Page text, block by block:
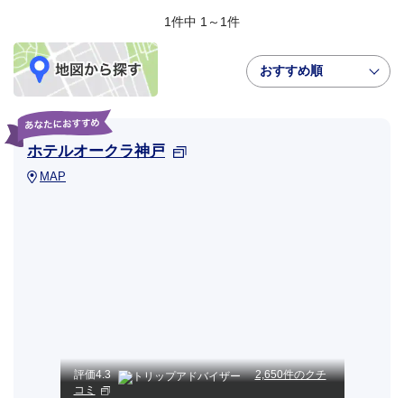
1件中 1～1件
おすすめ順
ホテルオークラ神戸
MAP
評価4.3
2,650件のクチ
コミ